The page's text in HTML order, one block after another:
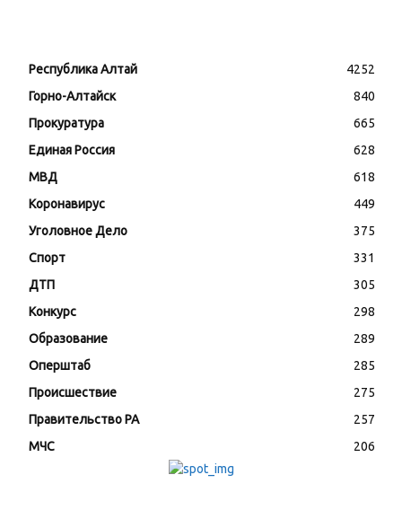
Республика Алтай
4252
Горно-Алтайск
840
Прокуратура
665
Единая Россия
628
МВД
618
Коронавирус
449
Уголовное Дело
375
Спорт
331
ДТП
305
Конкурс
298
Образование
289
Оперштаб
285
Происшествие
275
Правительство РА
257
МЧС
206